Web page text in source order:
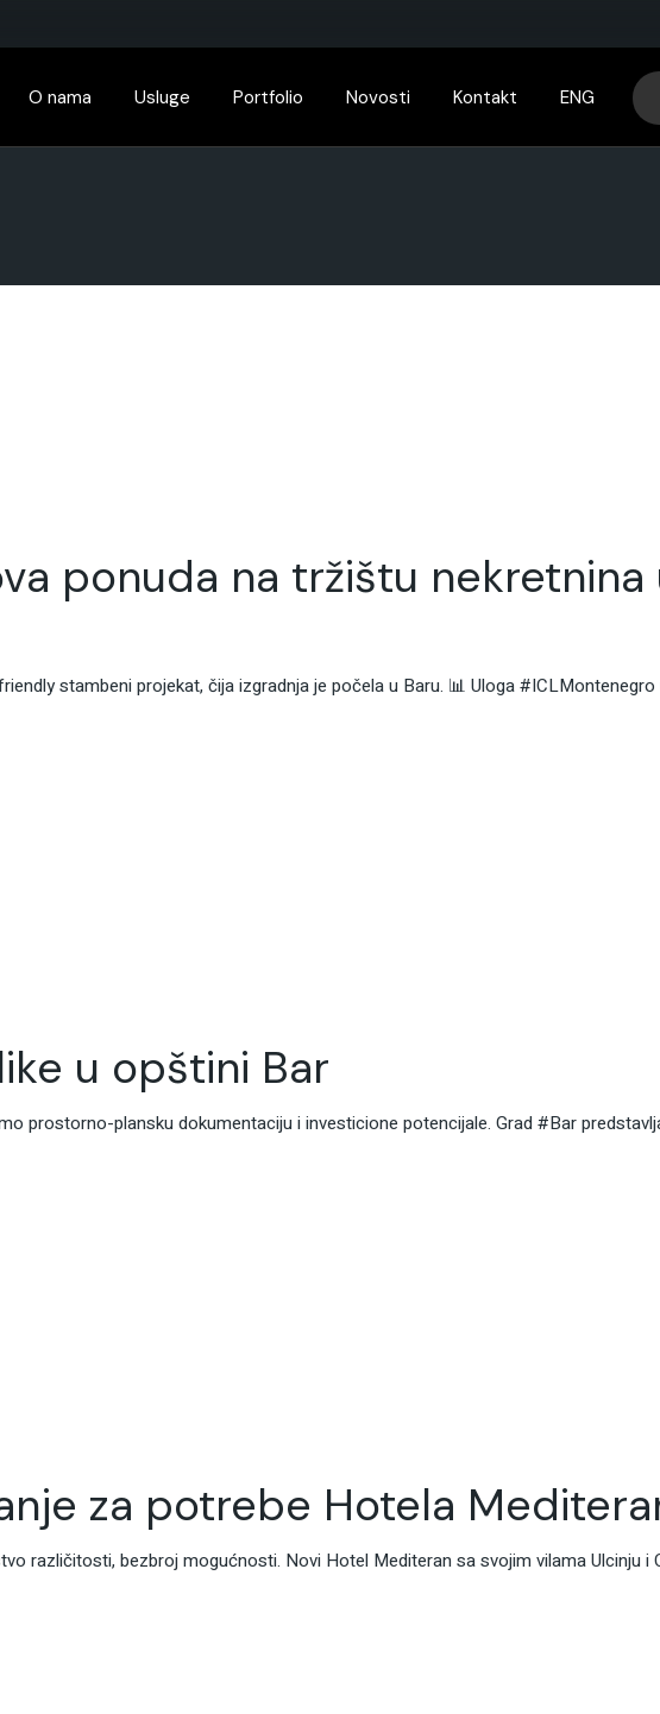
O nama Usluge Portfolio Novosti Kontakt ENG
ponuda na tržištu
stambeni projekat, čija izgradnja je počela u Baru. 📊 Uloga
u opštini Bar
prostorno-plansku dokumentaciju i investicione potencijale. Grad #Bar
za potrebe Hotela
različitosti, bezbroj mogućnosti. Novi Hotel Mediteran sa svojim vilama Ulcinju i